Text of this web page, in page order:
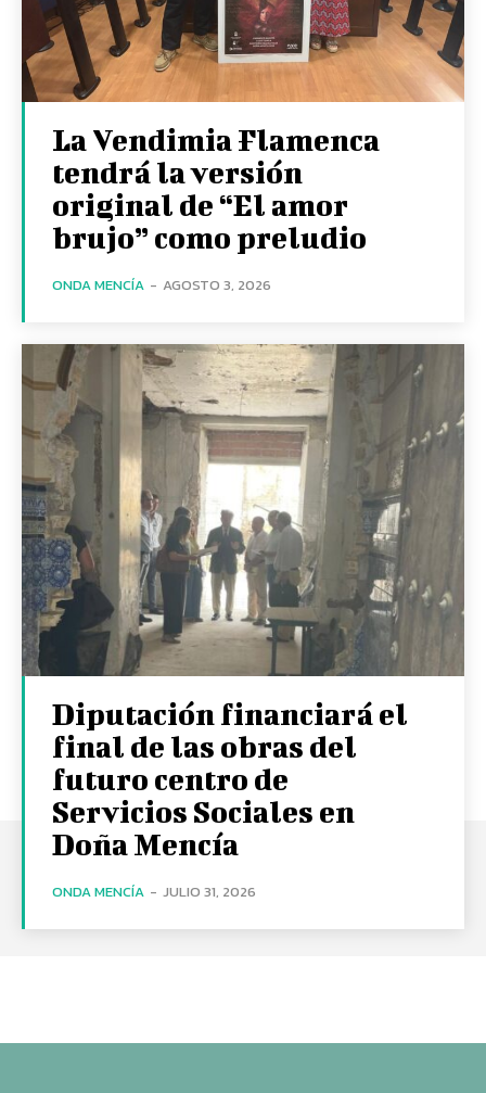
La Vendimia Flamenca
tendrá la versión
original de “El amor
brujo” como preludio
ONDA MENCÍA - AGOSTO 3, 2026
Diputación financiará el
final de las obras del
futuro centro de
Servicios Sociales en
Doña Mencía
ONDA MENCÍA - JULIO 31, 2026